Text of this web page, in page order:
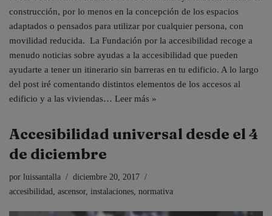
construcción, por lo menos en la concepción de los espacios
adaptados o pensados para utilizar por cualquier persona, con
movilidad reducida. La Fundación por la accesibilidad recoge a
menudo noticias sobre ayudas a la accesibilidad que pueden
ayudarte a tener un itinerario sin barreras en tu edificio. A lo largo
del post iré comentando distintos elementos de los accesos al
edificio y a las viviendas… Leer más »
Accesibilidad universal desde el 4
de diciembre
por luissantalla
diciembre 20, 2017
accesibilidad, ascensor, instalaciones, normativa